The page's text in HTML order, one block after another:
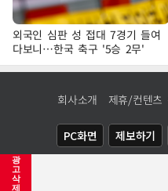
광
고
삭
제
외국인 심판 성 접대 7경기 들여
다보니…한국 축구 '5승 2무'
회사소개 제휴/컨텐츠
PC화면 제보하기